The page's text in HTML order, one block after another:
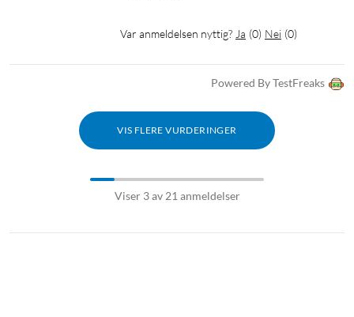
Var anmeldelsen nyttig? Ja (0) Nei (0)
Powered By TestFreaks
VIS FLERE VURDERINGER
Viser 3 av 21 anmeldelser